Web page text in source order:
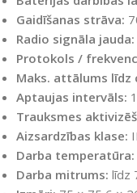
Gaidīšanas strāva:
Radio signāla jauda:
Protokols /
Maks. attālums līdz
Aptaujas intervāls:
Trauksmes
Aizsardzības klase:
Darba temperatūra:
Darba mitrums: līdz